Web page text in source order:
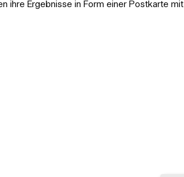
ihre Ergebnisse in Form einer Postkarte mit